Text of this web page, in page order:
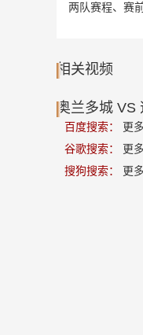
两队赛程、赛
相关视频
奥兰多城 VS
百度搜索：
更
谷歌搜索：
更
搜狗搜索：
更